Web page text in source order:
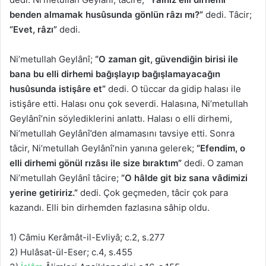
benden almamak husûsunda gönlün râzı mı?” dedi. Tâcir;
“Evet, râzı” dedi.
Ni’metullah Geylânî; “O zaman git, güvendiğin birisi ile
bana bu elli dirhemi bağışlayıp bağışlamayacağın
husûsunda istişâre et” dedi. O tüccar da gidip halası ile
istişâre etti. Halası onu çok severdi. Halasına, Ni’metullah
Geylânî’nin söylediklerini anlattı. Halası o elli dirhemi,
Ni’metullah Geylânî’den almamasını tavsiye etti. Sonra
tâcir, Ni’metullah Geylânî’nin yanına gelerek; “Efendim, o
elli dirhemi gönül rızâsı ile size bıraktım” dedi. O zaman
Ni’metullah Geylânî tâcire; “O hâlde git biz sana vâdimizi
yerine getiririz.” dedi. Çok geçmeden, tâcir çok para
kazandı. Elli bin dirhemden fazlasına sâhip oldu.
1) Câmiu Kerâmât-il-Evliyâ; c.2, s.277
2) Hulâsat-ül-Eser; c.4, s.455